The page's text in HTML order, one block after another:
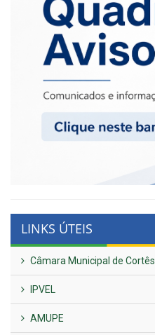
LINKS ÚTEIS
Câmara Municipal de Cortês
IPVEL
AMUPE